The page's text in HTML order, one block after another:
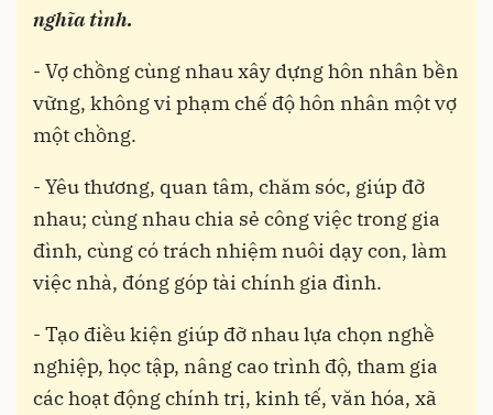
nghĩa tình.
- Vợ chồng cùng nhau xây dựng hôn nhân bền
vững, không vi phạm chế độ hôn nhân một vợ
một chồng.
- Yêu thương, quan tâm, chăm sóc, giúp đỡ
nhau; cùng nhau chia sẻ công việc trong gia
đình, cùng có trách nhiệm nuôi dạy con, làm
việc nhà, đóng góp tài chính gia đình.
- Tạo điều kiện giúp đỡ nhau lựa chọn nghề
nghiệp, học tập, nâng cao trình độ, tham gia
các hoạt động chính trị, kinh tế, văn hóa, xã